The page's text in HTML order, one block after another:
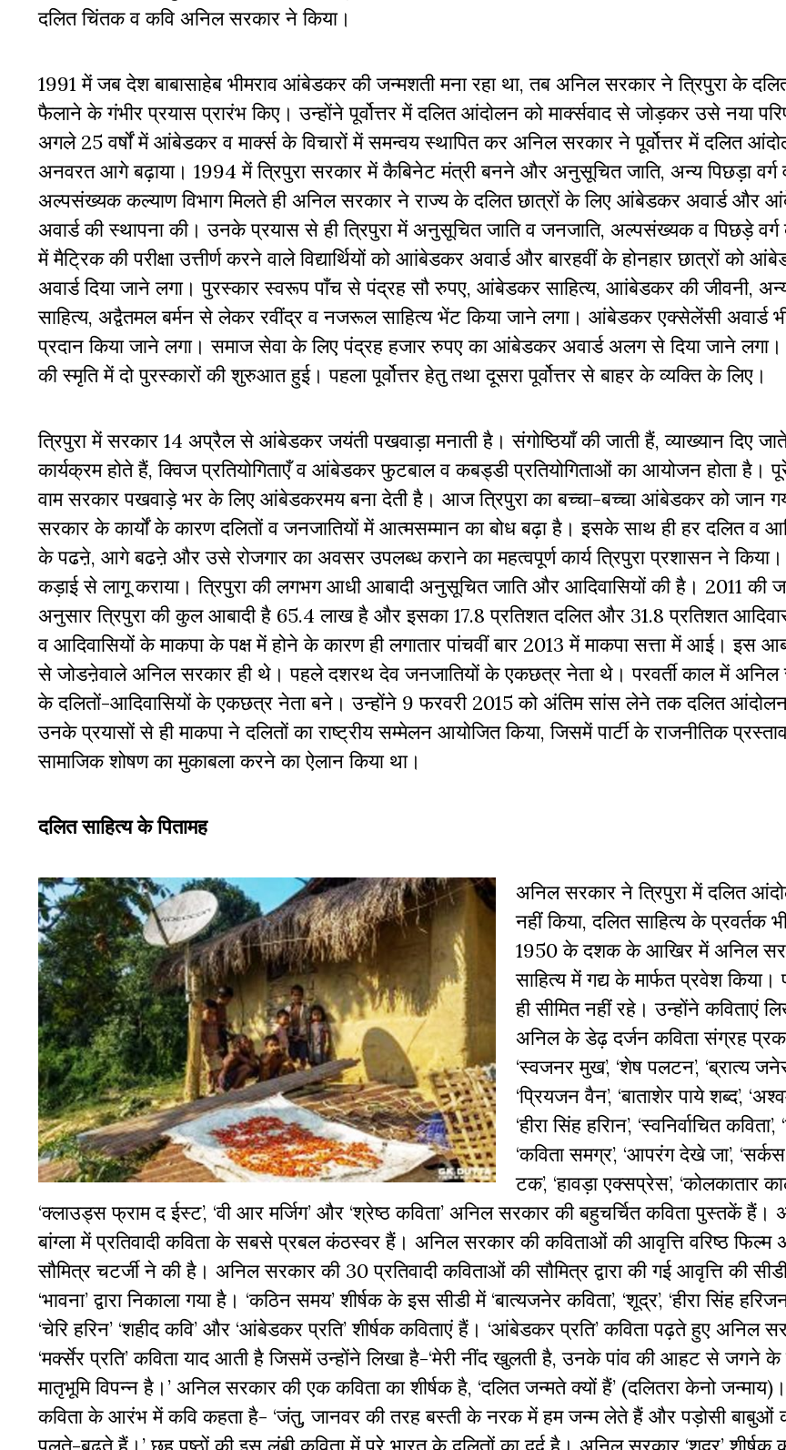
दलित चिंतक व कवि अनिल सरकार ने किया।
1991 में जब देश बाबासाहेब भीमराव आंबेडकर की जन्मशती मना रहा था, तब अनिल सरकार ने त्रिपुरा के
फैलाने के गंभीर प्रयास प्रारंभ किए। उन्होंने पूर्वोत्तर में दलित आंदोलन को मार्क्सवाद से जोड़कर उसे नया
अगले 25 वर्षों में आंबेडकर व मार्क्स के विचारों में समन्वय स्थापित कर अनिल सरकार ने पूर्वोत्तर में दलित
अनवरत आगे बढ़ाया। 1994 में त्रिपुरा सरकार में कैबिनेट मंत्री बनने और अनुसूचित जाति, अन्य पिछड़ा वर्ग व
अल्पसंख्यक कल्याण विभाग मिलते ही अनिल सरकार ने राज्य के दलित छात्रों के लिए आंबेडकर अवार्ड और
अवार्ड की स्थापना की। उनके प्रयास से ही त्रिपुरा में अनुसूचित जाति व जनजाति, अल्पसंख्यक व पिछड़े
में मैट्रिक की परीक्षा उत्तीर्ण करने वाले विद्यार्थियों को आांबेडकर अवार्ड और बारहवीं के होनहार छात्रों को
अवार्ड दिया जाने लगा। पुरस्कार स्वरूप पाँच से पंद्रह सौ रुपए, आंबेडकर साहित्य, आांबेडकर की जीवनी,
साहित्य, अद्वैतमल बर्मन से लेकर रवींद्र व नजरूल साहित्य भेंट किया जाने लगा। आंबेडकर एक्सेलेंसी अवार्ड
प्रदान किया जाने लगा। समाज सेवा के लिए पंद्रह हजार रुपए का आंबेडकर अवार्ड अलग से दिया जाने लगा।
की स्मृति में दो पुरस्कारों की शुरुआत हुई। पहला पूर्वोत्तर हेतु तथा दूसरा पूर्वोत्तर से बाहर के व्यक्ति के लिए।
त्रिपुरा में सरकार 14 अप्रैल से आंबेडकर जयंती पखवाड़ा मनाती है। संगोष्ठियाँ की जाती हैं, व्याख्यान दिए
कार्यक्रम होते हैं, क्विज प्रतियोगिताएँ व आंबेडकर फुटबाल व कबड्डी प्रतियोगिताओं का आयोजन होता है।
वाम सरकार पखवाड़े भर के लिए आंबेडकरमय बना देती है। आज त्रिपुरा का बच्चा-बच्चा आंबेडकर को जान
सरकार के कार्यों के कारण दलितों व जनजातियों में आत्मसम्मान का बोध बढ़ा है। इसके साथ ही हर दलित व
के पढऩे, आगे बढऩे और उसे रोजगार का अवसर उपलब्ध कराने का महत्वपूर्ण कार्य त्रिपुरा प्रशासन ने
कड़ाई से लागू कराया। त्रिपुरा की लगभग आधी आबादी अनुसूचित जाति और आदिवासियों की है। 2011 की
अनुसार त्रिपुरा की कुल आबादी है 65.4 लाख है और इसका 17.8 प्रतिशत दलित और 31.8 प्रतिशत
व आदिवासियों के माकपा के पक्ष में होने के कारण ही लगातार पांचवीं बार 2013 में माकपा सत्ता में आई। इस
से जोडऩेवाले अनिल सरकार ही थे। पहले दशरथ देव जनजातियों के एकछत्र नेता थे। परवर्ती काल में अनिल
के दलितों-आदिवासियों के एकछत्र नेता बने। उन्होंने 9 फरवरी 2015 को अंतिम सांस लेने तक दलित
उनके प्रयासों से ही माकपा ने दलितों का राष्ट्रीय सम्मेलन आयोजित किया, जिसमें पार्टी के राजनीतिक
सामाजिक शोषण का मुकाबला करने का ऐलान किया था।
दलित साहित्य के पितामह
अनिल सरकार ने त्रिपुरा में दलित
नहीं किया, दलित साहित्य के प्रवर्तक
1950 के दशक के आखिर में अनिल
साहित्य में गद्य के मार्फत प्रवेश
ही सीमित नहीं रहे। उन्होंने कविताएं
अनिल के डेढ़ दर्जन कविता संग्रह
‘स्वजनर मुख’, ‘शेष पलटन’, ‘ब्रात्य
‘प्रियजन वैन’, ‘बाताशेर पाये शब्द’,
‘हीरा सिंह हरिान’, ‘स्वनिर्वाचित कविता’,
‘कविता समग्र’, ‘आपरंग देखे जा’,
टक’, ‘हावड़ा एक्सप्रेस’, ‘कोलकातार
‘क्लाउड्स फ्राम द ईस्ट’, ‘वी आर मर्जिग’ और ‘श्रेष्ठ कविता’ अनिल सरकार की बहुचर्चित कविता पुस्तकें
बांग्ला में प्रतिवादी कविता के सबसे प्रबल कंठस्वर हैं। अनिल सरकार की कविताओं की आवृत्ति वरिष्ठ फिल्म
सौमित्र चटर्जी ने की है। अनिल सरकार की 30 प्रतिवादी कविताओं की सौमित्र द्वारा की गई आवृत्ति की
‘भावना’ द्वारा निकाला गया है। ‘कठिन समय’ शीर्षक के इस सीडी में ‘बात्यजनेर कविता’, ‘शूद्र’, ‘हीरा सिंह
‘चेरि हरिन’ ‘शहीद कवि’ और ‘आंबेडकर प्रति’ शीर्षक कविताएं हैं। ‘आंबेडकर प्रति’ कविता पढ़ते हुए अनिल
‘मर्क्सेर प्रति’ कविता याद आती है जिसमें उन्होंने लिखा है-‘मेरी नींद खुलती है, उनके पांव की आहट से जगने के
मातृभूमि विपन्न है।’ अनिल सरकार की एक कविता का शीर्षक है, ‘दलित जन्मते क्यों हैं’ (दलितरा केनो
कविता के आरंभ में कवि कहता है- ‘जंतु, जानवर की तरह बस्ती के नरक में हम जन्म लेते हैं और पड़ोसी बाबुओं